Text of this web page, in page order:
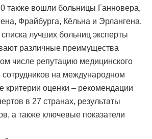
также вошли больницы Ганновера,
Фрайбурга, Кёльна и Эрлангена.
лучших больниц эксперты
различные преимущества
числе репутацию медицинского
сотрудников на международном
критерии оценки – рекомендации
в 27 странах, результаты
а также ключевые показатели